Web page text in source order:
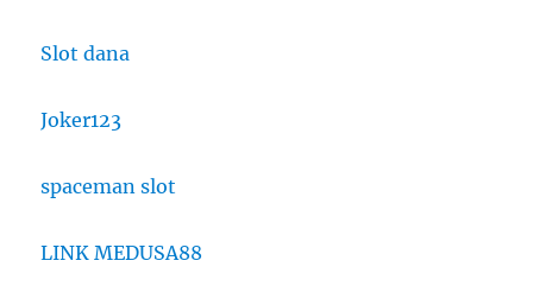
Slot dana
Joker123
spaceman slot
LINK MEDUSA88